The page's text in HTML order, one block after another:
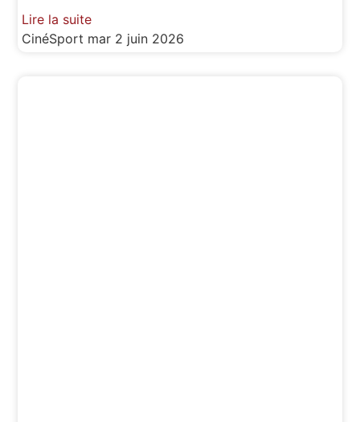
Lire la suite
CinéSport mar 2 juin 2026